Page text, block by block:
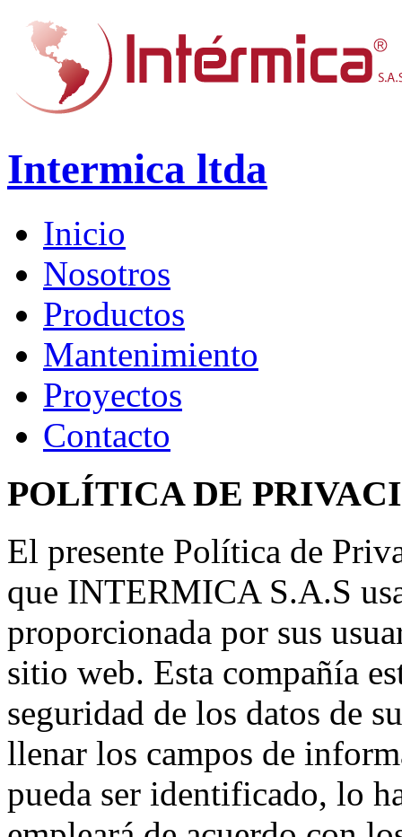
Intermica ltda
Inicio
Nosotros
Productos
Mantenimiento
Proyectos
Contacto
POLÍTICA DE
El presente Política de
que INTERMICA S.A.S
proporcionada por sus
sitio web. Esta compañía
seguridad de los datos de
llenar los campos de
pueda ser identificado, lo